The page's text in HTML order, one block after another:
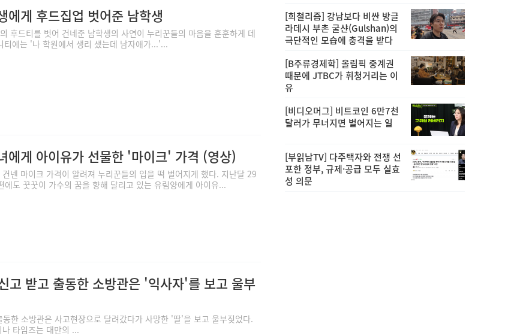
에게 후드집업 벗어준 남학생
후드티를 벗어 건네준 남학생의 사연이 누리꾼들의 마음을 훈훈하게 데
에는 '나 학원에서 생리 샜는데 남자애가...'...
에게 아이유가 선물한 '마이크' 가격 (영상)
넨 마이크 가격이 알려져 누리꾼들의 입을 떡 벌어지게 했다. 지난달 29
도 꿋꿋이 가수의 꿈을 향해 달리고 있는 유림양에게 아이유...
고 받고 출동한 소방관은 '익사자'를 보고 울부
한 소방관은 사고현장으로 달려갔다가 사망한 '딸'을 보고 울부짖었다.
타임즈는 대만의 ...
[희철리즘] 강남보다 비싼 방글
라데시 부촌 굴샨(Gulshan)의
극단적인 모습에 충격을 받다
[B주류경제학] 올림픽 중계권
때문에 JTBC가 휘청거리는 이
유
[비디오머그] 비트코인 6만7천
달러가 무너지면 벌어지는 일
[부읽남TV] 다주택자와 전쟁 선
포한 정부, 규제·공급 모두 실효
성 의문